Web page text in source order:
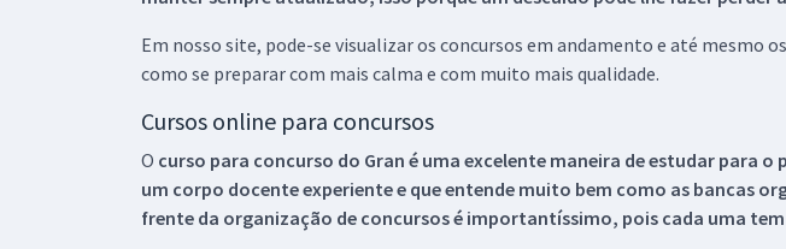
Em nosso site, pode-se visualizar os concursos em andamento e até mesmo
como se preparar com mais calma e com muito mais qualidade.
Cursos online para concursos
O curso para concurso do Gran é uma excelente maneira de estudar para
um corpo docente experiente e que entende muito bem como as bancas
frente da organização de concursos é importantíssimo, pois cada uma